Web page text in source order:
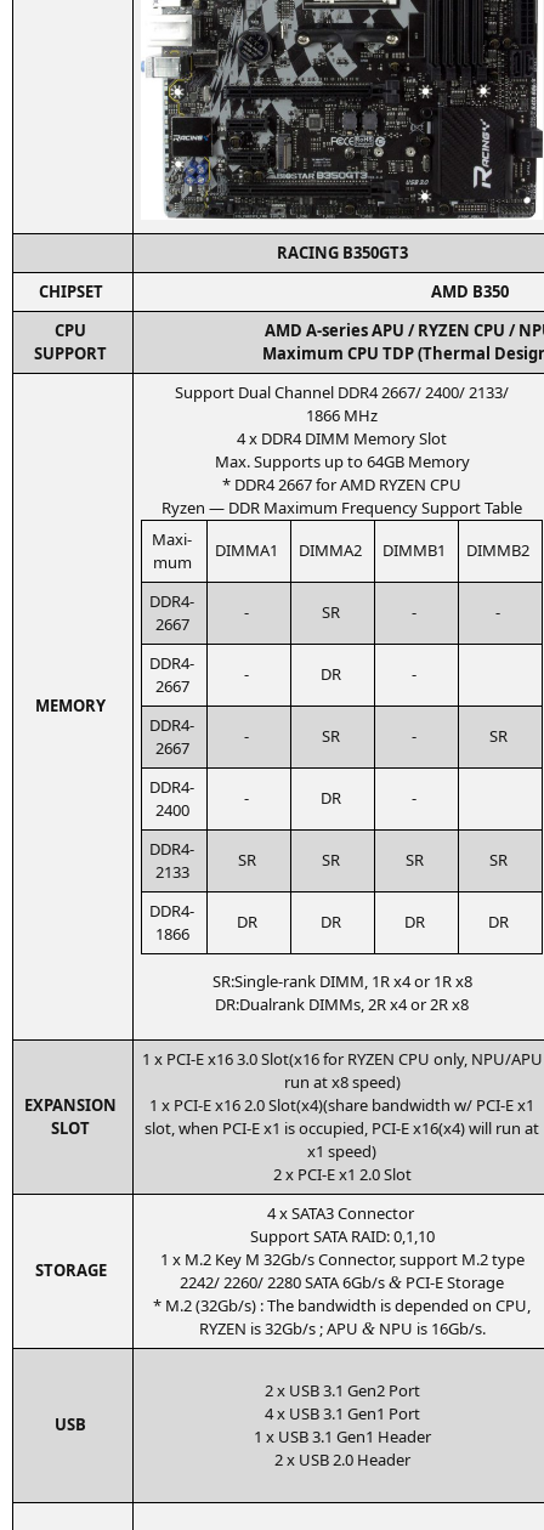
RACING B350GT3
CHIPSET AMD B350
CPU
SUPPORT
AMD A‑seriesAPU /RYZEN CPU /
Maxi­mum CPU TDP(Ther­mal
MEMORY
Sup­port Dual Chan­nel DDR42667/ 2400/ 2133/
1866 MHz
4 x DDR4 DIMM Memo­ry Slot
Max. Sup­ports up to64GBMemory
* DDR42667 forAMD RYZEN CPU
Ryzen — DDR Maxi­mum Fre­quen­cy Sup­port Table
Maxi­
mum
DIMMA1 DIMMA2 DIMMB1 DIMMB2
DDR4-
2667
- SR - -
DDR4-
2667
- DR -
DDR4-
2667
- SR - SR
DDR4-
2400
- DR -
DDR4-
2133
SR SR SR SR
DDR4-
1866
DR DR DR DR
SR:Single-rank DIMM, 1Rx4 or 1Rx8
DR:Dualrank DIMMs,2Rx4 or2Rx8
EXPANSION
SLOT
1 x PCI‑E x16 3.0 Slot(x16 for RYZEN CPU only, NPU/APU
run at x8 speed)
1 x PCI‑E x16 2.0 Slot(x4)(share band­width w/ PCI‑E x1
slot, when PCI‑E x1 is occu­p­ied, PCI‑E x16(x4) will run at
x1 speed)
2 x PCI‑E x1 2.0 Slot
STORAGE
4 xSATA3Connector
Sup­portSATA RAID: 0,1,10
1 x M.2 Key M 32Gb/s Con­nec­tor, sup­port M.2 type
2242/ 2260/ 2280SATA6Gb/s& PCI‑E Storage
* M.2 (32Gb/s) : The band­width is depen­ded on CPU,
RYZEN is 32Gb/s ;APU & NPU is 16Gb/s.
USB
2 x USB3.1 Gen2 Port
4 x USB3.1 Gen1 Port
1 x USB3.1 Gen1 Header
2 x USB2.0 Header